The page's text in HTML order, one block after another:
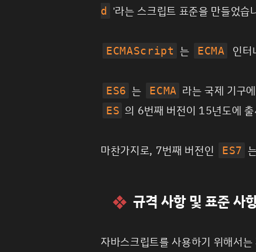
d
'라는 스크립트 표준을 만들었습
ECMAScript 는 ECMA 인터
ES6 는 ECMA 라는 국제 기구
ES 의 6번째 버전이 15년도에 출
마찬가지로, 7번째 버전인 ES7
규격 사항 및 표준 사
자바스크립트를 사용하기 위해서